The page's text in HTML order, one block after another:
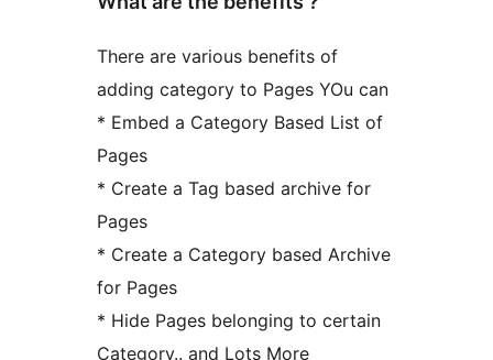
There are various benefits of
adding category to Pages YOu can
* Embed a Category Based List of
Pages
* Create a Tag based archive for
Pages
* Create a Category based Archive
for Pages
* Hide Pages belonging to certain
Category.. and Lots More